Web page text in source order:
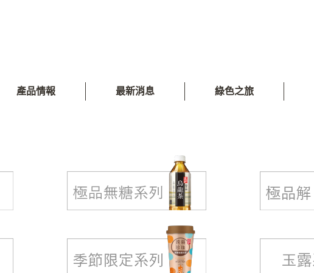
產品情報 最新消息 綠色之旅